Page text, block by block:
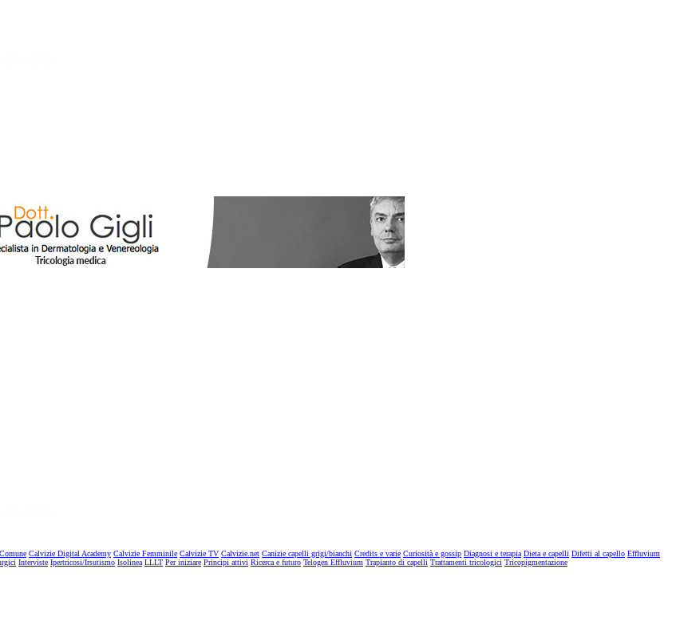
Calvizie Digital Academy Calvizie Femminile Calvizie TV Calvizie.net Canizie capelli grigi/bianchi Credits e varie Curiosità e gossip Diagnosi e terapia Dieta e capelli Difetti al capello Effluvium
Interviste Ipertricosi/Irsutismo Isolinea LLLT Per iniziare Principi attivi Ricerca e futuro Telogen Effluvium Trapianto di capelli Trattamenti tricologici Tricopigmentazione